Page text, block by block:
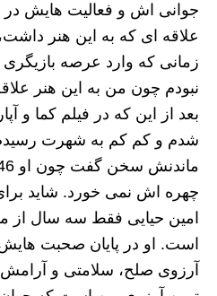
جوانی اش و فعالیت هایش در
علاقه ای که به این هنر
زمانی که وارد عرصه
نبودم چون من به این هنر
بعد از این که در فیلم کما و
شدم و کم کم به شهرت
چهره اش نمی خورد. شاید
امین حیایی فقط سه سال از
است. او در پایان صحبت
آرزوی صلح، سلامتی و